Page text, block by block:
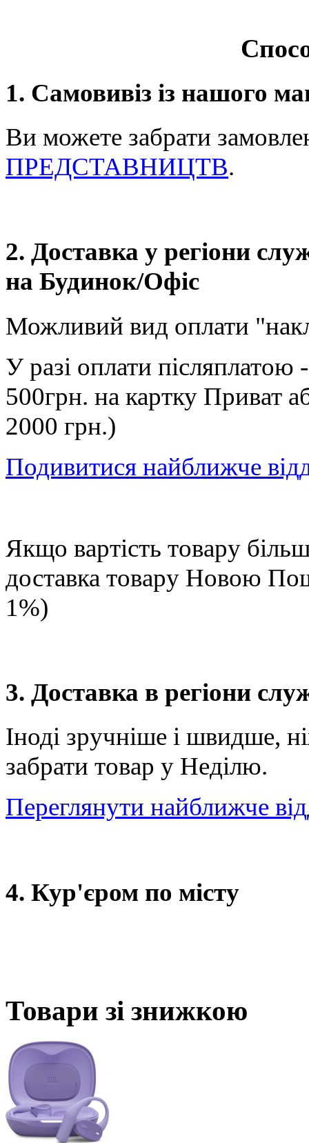
1. Самовивіз із нашого
Ви можете забрати
ПРЕДСТАВНИЦТВ.
2. Доставка у регіони
на Будинок/Офіс
Можливий вид оплати
У разі оплати післяплатою
500грн. на картку Приват
2000 грн.)
Подивитися найближче
Якщо вартість товару
доставка товару Новою
1%)
3. Доставка в регіони
Іноді зручніше і швидше,
забрати товар у Неділю.
Переглянути найближче
4. Кур'єром по місту
Товари зі знижкою